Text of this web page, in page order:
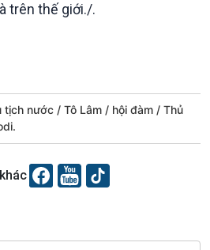
trên thế giới./.
tịch nước Tô Lâm hội đàm
Thủ